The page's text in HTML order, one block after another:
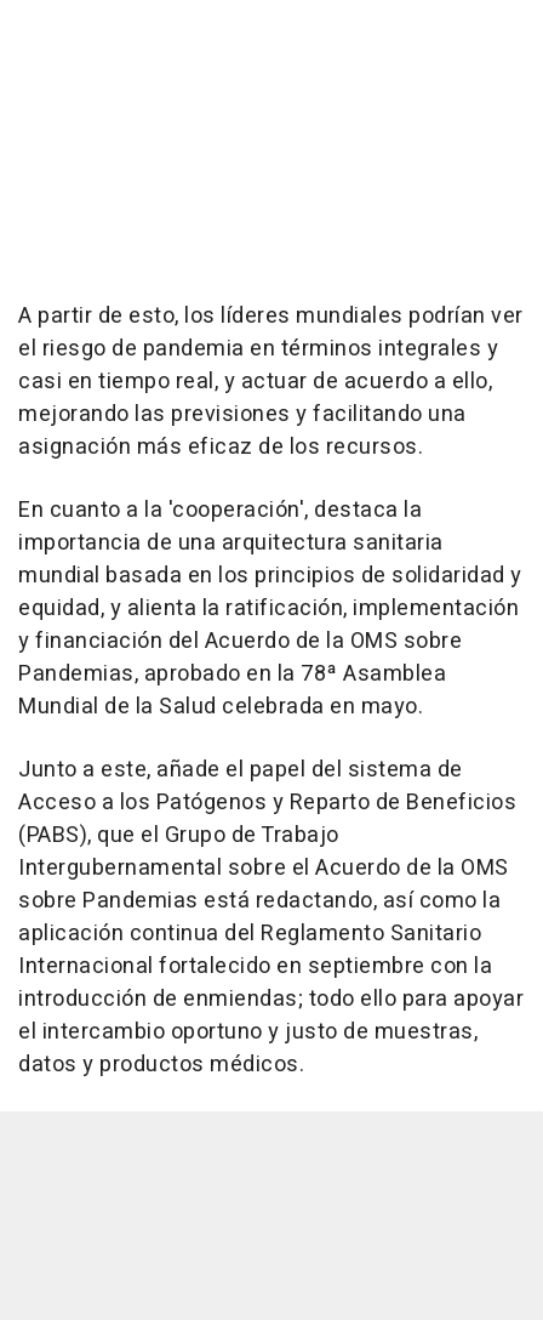
A partir de esto, los líderes mundiales podrían ver
el riesgo de pandemia en términos integrales y
casi en tiempo real, y actuar de acuerdo a ello,
mejorando las previsiones y facilitando una
asignación más eficaz de los recursos.
En cuanto a la 'cooperación', destaca la
importancia de una arquitectura sanitaria
mundial basada en los principios de solidaridad y
equidad, y alienta la ratificación, implementación
y financiación del Acuerdo de la OMS sobre
Pandemias, aprobado en la 78ª Asamblea
Mundial de la Salud celebrada en mayo.
Junto a este, añade el papel del sistema de
Acceso a los Patógenos y Reparto de Beneficios
(PABS), que el Grupo de Trabajo
Intergubernamental sobre el Acuerdo de la OMS
sobre Pandemias está redactando, así como la
aplicación continua del Reglamento Sanitario
Internacional fortalecido en septiembre con la
introducción de enmiendas; todo ello para apoyar
el intercambio oportuno y justo de muestras,
datos y productos médicos.